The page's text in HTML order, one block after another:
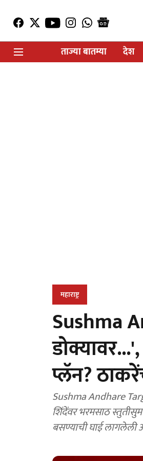
ताज्या बातम्या
देश
महाराष्ट्र
Sushma
प्लॅन?
Sushma Andhare
शिंदेंवर भरमसाठ स्तुतीसुमन
बसण्याची घाई लागलेली